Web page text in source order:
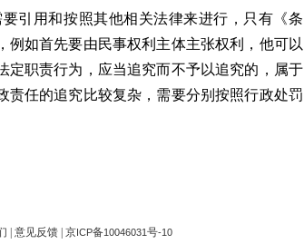
用和按照其他相关法律来进行，只有《条
如首先要由民事权利主体主张权利，他可以
定职责行为，应当追究而不予以追究的，属于
任的追究比较复杂，需要分别按照行政处罚
意见反馈 京ICP备10046031号-10